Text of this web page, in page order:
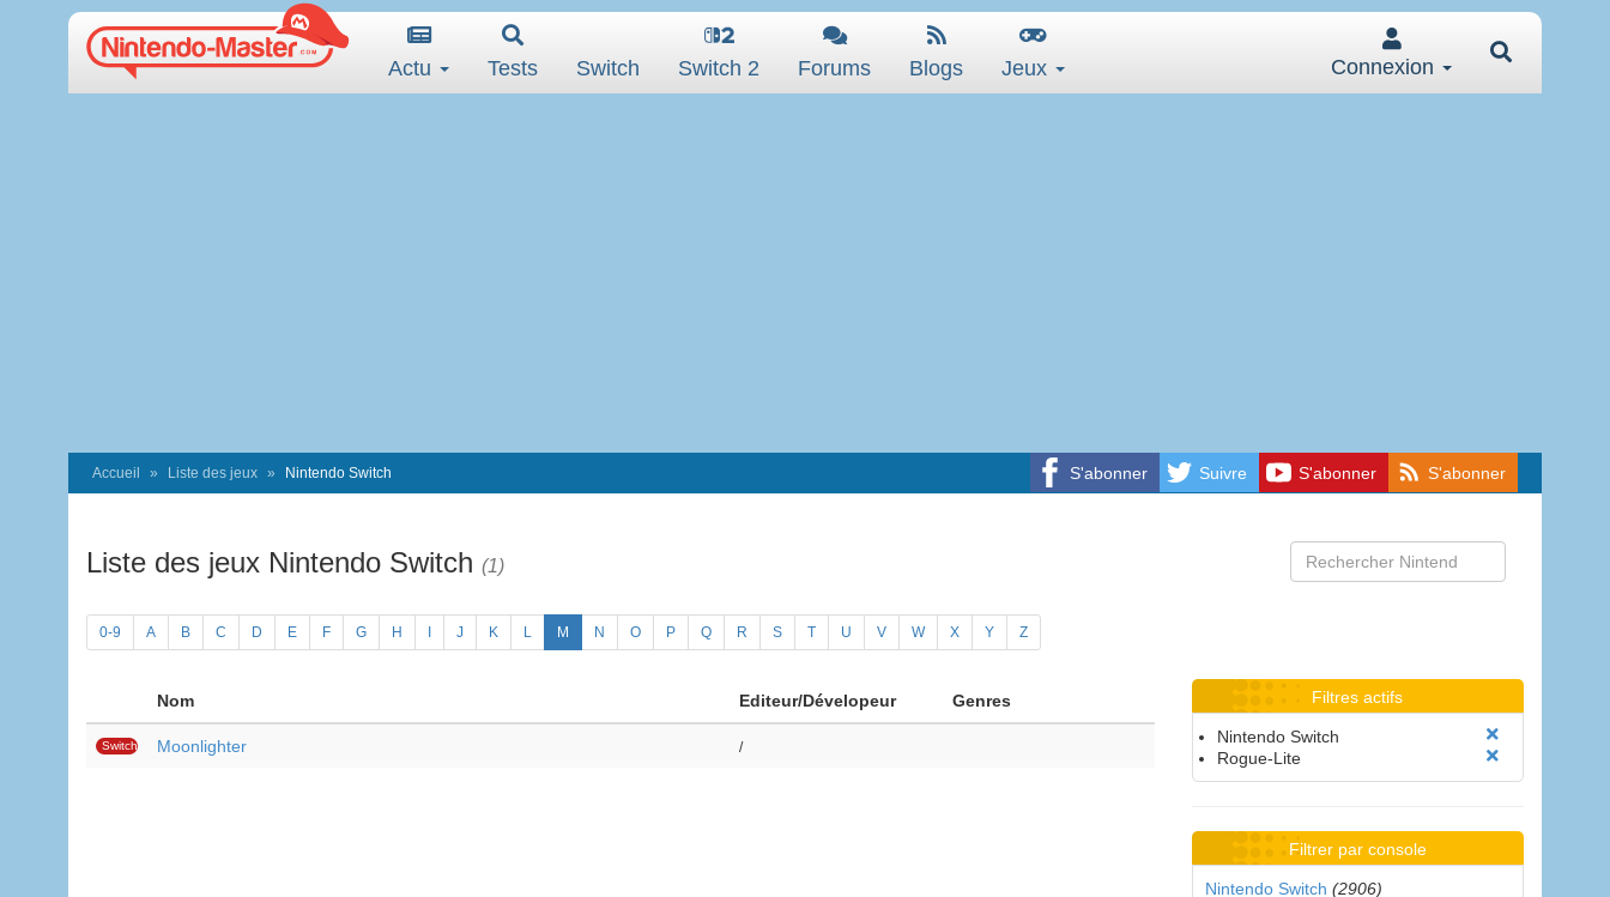
Actu Tests Switch Switch 2 Forums Blogs Jeux Connexion
S'abonner Suivre S'abonner S'abonner
Accueil Liste des jeux Nintendo Switch
Liste des jeux Nintendo Switch (1)
0-9 A B C D E F G H J K L M N O P Q R S T U V W X Y Z
Nom Editeur/Dévelopeur Genres
Switch Moonlighter /
Filtres actifs
Nintendo Switch
Rogue-Lite
Filtrer par console
Nintendo Switch (2906)